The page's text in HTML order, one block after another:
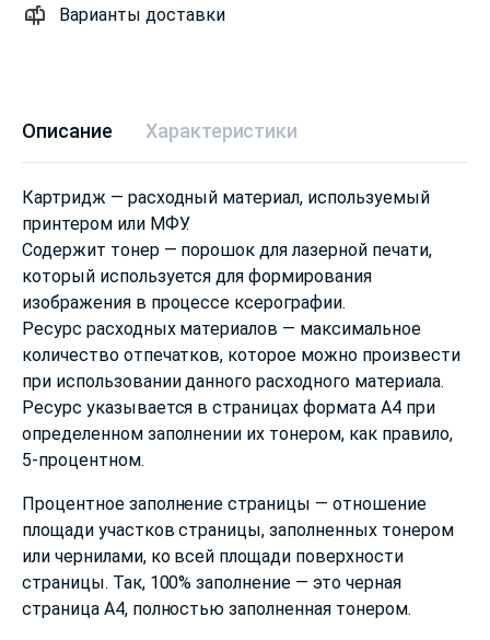
Варианты доставки
Описание Характеристики
Картридж — расходный материал, используемый
принтером или МФУ.
Содержит тонер — порошок для лазерной печати,
который используется для формирования
изображения в процессе ксерографии.
Ресурс расходных материалов — максимальное
количество отпечатков, которое можно произвести
при использовании данного расходного материала.
Ресурс указывается в страницах формата А4 при
определенном заполнении их тонером, как правило,
5-процентном.
Процентное заполнение страницы — отношение
площади участков страницы, заполненных тонером
или чернилами, ко всей площади поверхности
страницы. Так, 100% заполнение — это черная
страница А4, полностью заполненная тонером.